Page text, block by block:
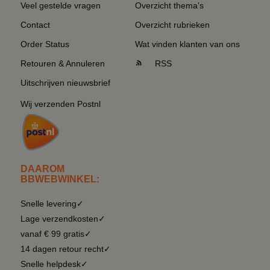
Veel gestelde vragen
Contact
Order Status
Retouren & Annuleren
Uitschrijven nieuwsbrief
Wij verzenden Postnl
DAAROM
BBWEBWINKEL:
Snelle levering✓
Lage verzendkosten✓
vanaf € 99 gratis✓
14 dagen retour recht✓
Snelle helpdesk✓
Overzicht thema's
Overzicht rubrieken
Wat vinden klanten van ons
RSS